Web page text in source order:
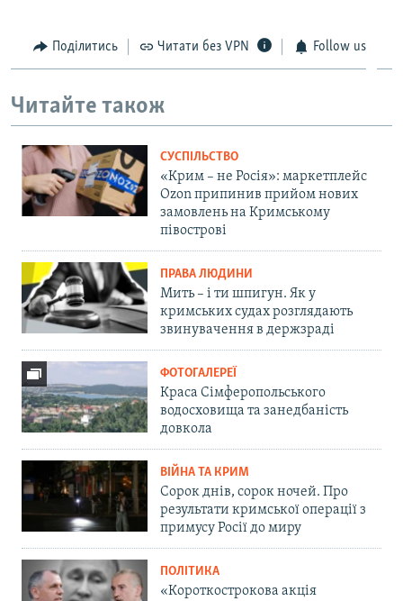
Поділитись Читати без VPN Follow us
Читайте також
СУСПІЛЬСТВО
«Крим – не Росія»: маркетплейс
Ozon припинив прийом нових
замовлень на Кримському
півострові
ПРАВА ЛЮДИНИ
Мить – і ти шпигун. Як у
кримських судах розглядають
звинувачення в держзраді
ФОТОГАЛЕРЕЇ
Краса Сімферопольського
водосховища та занедбаність
довкола
ВІЙНА ТА КРИМ
Сорок днів, сорок ночей. Про
результати кримської операції з
примусу Росії до миру
ПОЛІТИКА
«Короткострокова акція